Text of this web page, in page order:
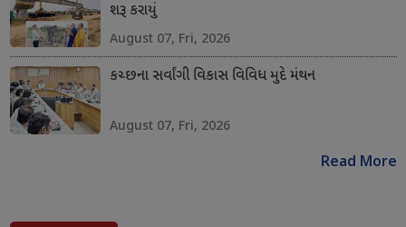
શરૂ કરાયું
August 07, Fri, 2026
કચ્છના સર્વાંગી વિકાસ વિવિધ મુદે મંથન
August 07, Fri, 2026
Read More